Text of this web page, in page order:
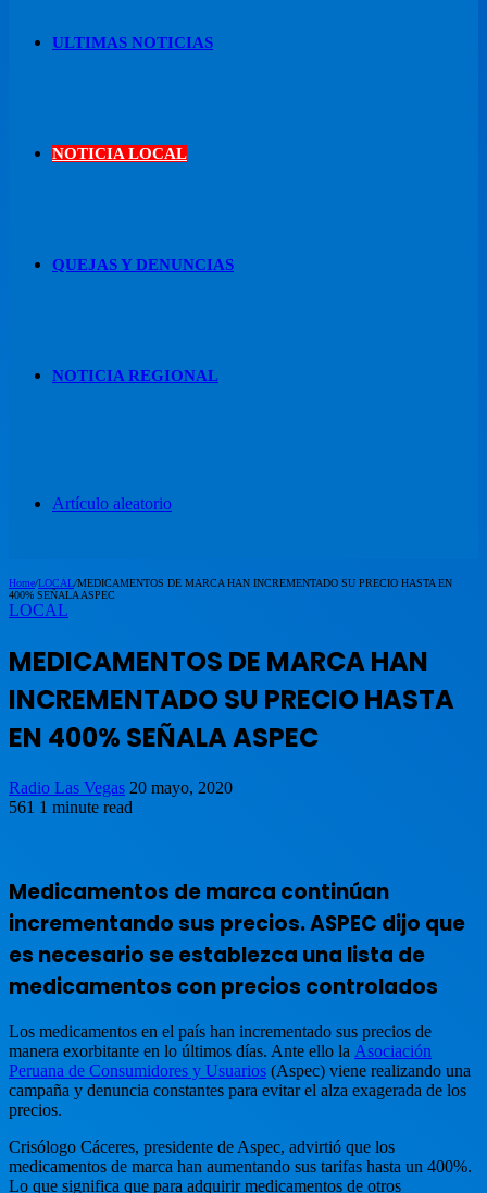
ULTIMAS NOTICIAS
NOTICIA LOCAL
QUEJAS Y DENUNCIAS
NOTICIA REGIONAL
Artículo aleatorio
Home/LOCAL/MEDICAMENTOS DE MARCA HAN INCREMENTADO SU PRECIO HASTA EN
400% SEÑALA ASPEC
LOCAL
MEDICAMENTOS DE MARCA HAN
INCREMENTADO SU PRECIO HASTA
EN 400% SEÑALA ASPEC
Radio Las Vegas 20 mayo, 2020
561 1 minute read
Medicamentos de marca continúan
incrementando sus precios. ASPEC dijo que
es necesario se establezca una lista de
medicamentos con precios controlados
Los medicamentos en el país han incrementado sus precios de
manera exorbitante en lo últimos días. Ante ello la Asociación
Peruana de Consumidores y Usuarios (Aspec) viene realizando una
campaña y denuncia constantes para evitar el alza exagerada de los
precios.
Crisólogo Cáceres, presidente de Aspec, advirtió que los
medicamentos de marca han aumentando sus tarifas hasta un 400%.
Lo que significa que para adquirir medicamentos de otros